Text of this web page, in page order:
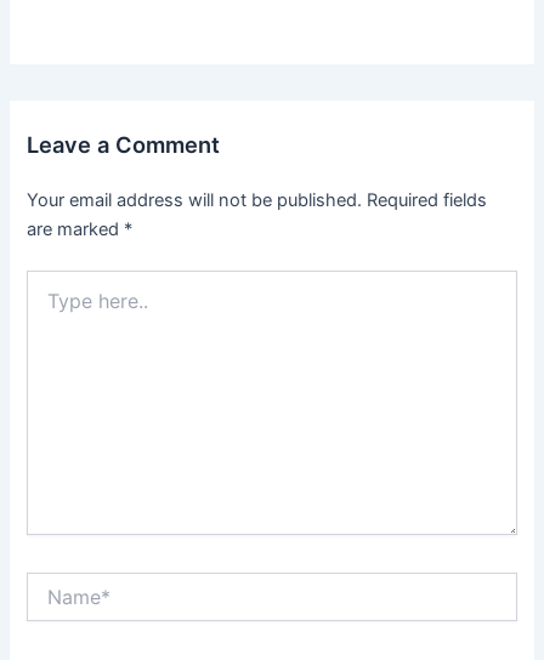
Leave a Comment
Your email address will not be published. Required fields
are marked *
here..